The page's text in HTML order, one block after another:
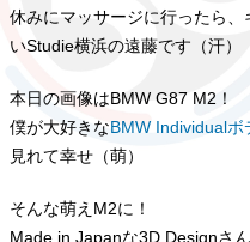
休みにマッサージに行ったら
いStudie横浜の遠藤です（汗）
本日の画像はBMW G87 M2！
僕が大好きなBMW Individualボ
見れて幸せ（萌）
そんな萌えM2に！
Made in Japanな3D Designさ